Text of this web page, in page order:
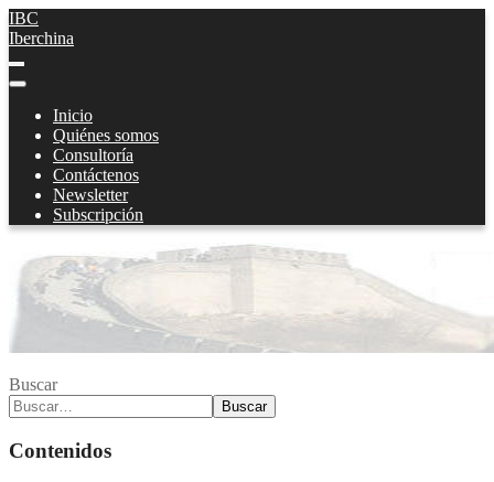
IBC
Iberchina
Inicio
Quiénes somos
Consultoría
Contáctenos
Newsletter
Subscripción
Buscar
Buscar
Contenidos